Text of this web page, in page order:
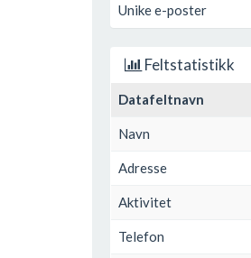
Unike e-poster
Feltstatistikk
Datafeltnavn
Navn
Adresse
Aktivitet
Telefon